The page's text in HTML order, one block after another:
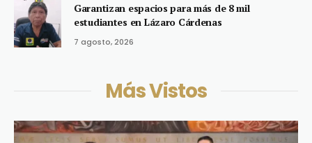
Garantizan espacios para más de 8 mil
estudiantes en Lázaro Cárdenas
7 agosto, 2026
Más Vistos